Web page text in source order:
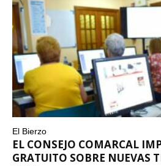
El Bierzo
EL CONSEJO COMARCAL
GRATUITO SOBRE NUEVAS